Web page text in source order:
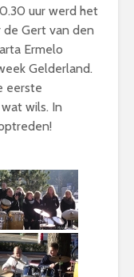
uur werd het
Gert van den
Ermelo
Gelderland.
eerste
wils. In